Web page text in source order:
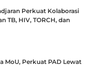
Perkuat Kolaborasi
TB, HIV, TORCH, dan
MoU, Perkuat PAD Lewat